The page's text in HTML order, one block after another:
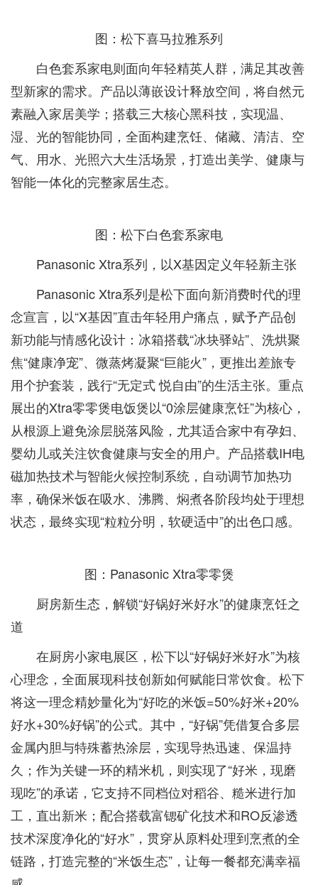
图：松下喜马拉雅系列
白色套系家电则面向年轻精英人群，满足其改善
型新家的需求。产品以薄嵌设计释放空间，将自然元
素融入家居美学；搭载三大核心黑科技，实现温、
湿、光的智能协同，全面构建烹饪、储藏、清洁、空
气、用水、光照六大生活场景，打造出美学、健康与
智能一体化的完整家居生态。
图：松下白色套系家电
Panasonic Xtra系列，以X基因定义年轻新主张
Panasonic Xtra系列是松下面向新消费时代的理
念宣言，以“X基因”直击年轻用户痛点，赋予产品创
新功能与情感化设计：冰箱搭载“冰块驿站”、洗烘聚
焦“健康净宠”、微蒸烤凝聚“巨能火”，更推出差旅专
用个护套装，践行“无定式 悦自由”的生活主张。重点
展出的Xtra零零煲电饭煲以“0涂层健康烹饪”为核心，
从根源上避免涂层脱落风险，尤其适合家中有孕妇、
婴幼儿或关注饮食健康与安全的用户。产品搭载IH电
磁加热技术与智能火候控制系统，自动调节加热功
率，确保米饭在吸水、沸腾、焖煮各阶段均处于理想
状态，最终实现“粒粒分明，软硬适中”的出色口感。
图：Panasonic Xtra零零煲
厨房新生态，解锁“好锅好米好水”的健康烹饪之
道
在厨房小家电展区，松下以“好锅好米好水”为核
心理念，全面展现科技创新如何赋能日常饮食。松下
将这一理念精妙量化为“好吃的米饭=50%好米+20%
好水+30%好锅”的公式。其中，“好锅”凭借复合多层
金属内胆与特殊蓄热涂层，实现导热迅速、保温持
久；作为关键一环的精米机，则实现了“好米，现磨
现吃”的承诺，它支持不同档位对稻谷、糙米进行加
工，直出新米；配合搭载富锶矿化技术和RO反渗透
技术深度净化的“好水”，贯穿从原料处理到烹煮的全
链路，打造完整的“米饭生态”，让每一餐都充满幸福